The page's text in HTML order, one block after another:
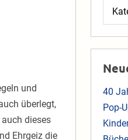
und
überlegt,
dieses
Ehrgeiz die
40
Pop-